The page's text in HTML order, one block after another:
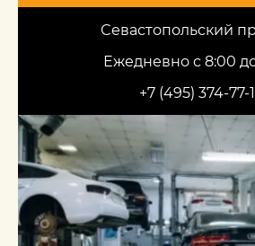
Севастопольский
Ежедневно с 8:00
+7 (495) 374-77-